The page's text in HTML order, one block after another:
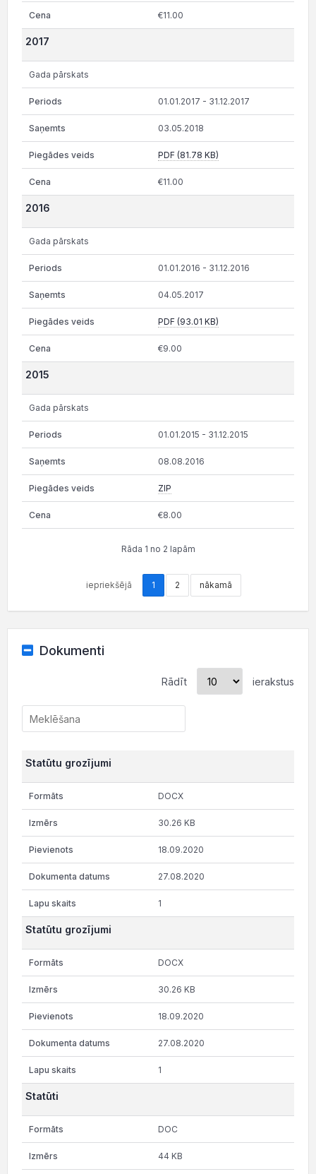
€11.00
2017
Gada pārskats
01.01.2017 - 31.12.2017
03.05.2018
PDF (81.78 KB)
€11.00
2016
Gada pārskats
01.01.2016 - 31.12.2016
04.05.2017
PDF (93.01 KB)
€9.00
2015
Gada pārskats
01.01.2015 - 31.12.2015
08.08.2016
ZIP
€8.00
Rāda 1 no 2 lapām
iepriekšējā 1 2 nākamā
Dokumenti
Rādīt ierakstus
Statūtu grozījumi
DOCX
30.26 KB
18.09.2020
27.08.2020
1
Statūtu grozījumi
DOCX
30.26 KB
18.09.2020
27.08.2020
1
Statūti
DOC
44 KB